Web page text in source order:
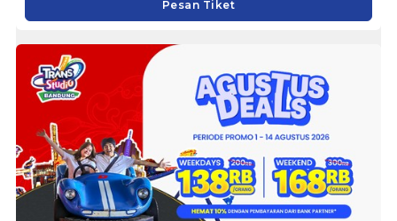
Pesan Tiket